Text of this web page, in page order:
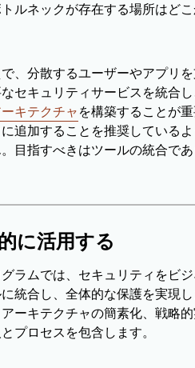
ルネックが存在する場所はど
、分散するユーザーやアプリ
セキュリティサービスを統合
キテクチャ を構築することが
追加することを推奨している
目指すべきはツールの統合で
に活用する
ラムでは、セキュリティをビジ
統合し、全体的な保護を実現
ーキテクチャの簡素化、戦略
プロセスを包含します。